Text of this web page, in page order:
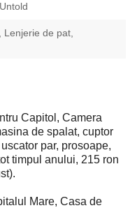
Lenjerie de pat,
Capitol, Camera
de spalat, cuptor
par, prosoape,
timpul anului, 215 ron
Mare, Casa de